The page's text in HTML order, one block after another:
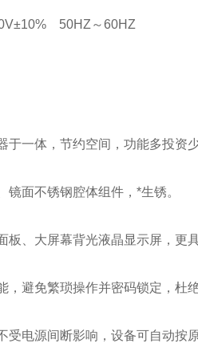
50HZ～60HZ
一体，节约空间，功能多投资
面不锈钢腔体组件，*生锈。
、大屏幕背光液晶显示屏，更
避免繁琐操作并密码锁定，杜
电源间断影响，设备可自动按